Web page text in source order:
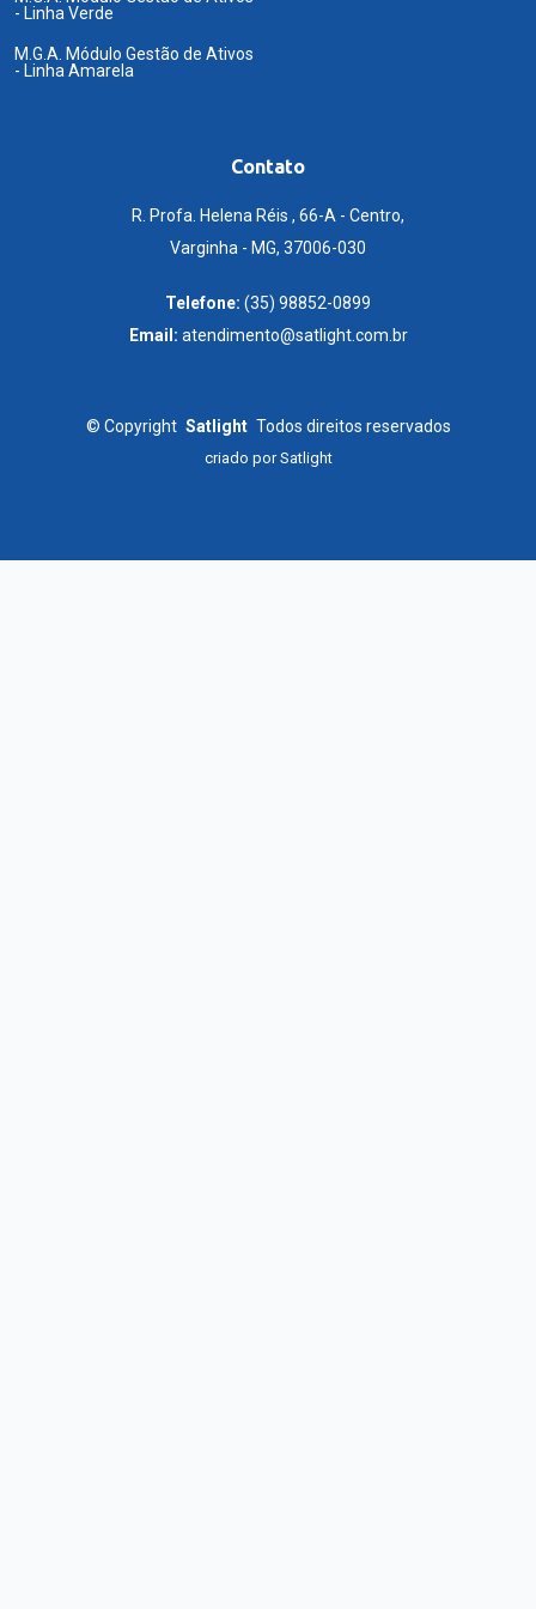
- Linha Verde
M.G.A. Módulo Gestão de Ativos
- Linha Amarela
Contato
R. Profa. Helena Réis , 66-A - Centro,
Varginha - MG, 37006-030
Telefone: (35) 98852-0899
Email: atendimento@satlight.com.br
© Copyright Satlight Todos direitos reservados
criado porSatlight